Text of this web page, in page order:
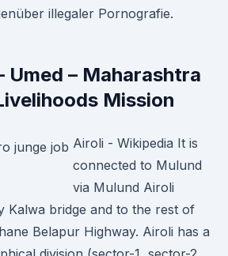
illegaler Pornografie.
Umed – Maharashtra
Mission
Airoli - Wikipedia It is
connected to Mulund
via Mulund Airoli
Kalwa bridge and to the rest of
Belapur Highway. Airoli has a